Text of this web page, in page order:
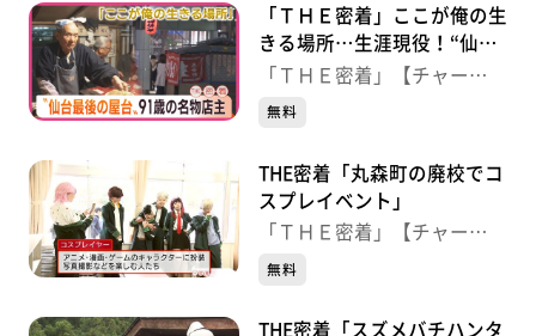
「ＴＨＥ密着」ここが俺の生
きる場所…生涯現役！“仙台
最後の屋台”９１歳の名物店
「ＴＨＥ密着」【チャー
ジ！】
無料
THE密着「丸森町の廃校でコ
スプレイベント」
「ＴＨＥ密着」【チャー
ジ！】
無料
THE密着「スズメバチハンタ